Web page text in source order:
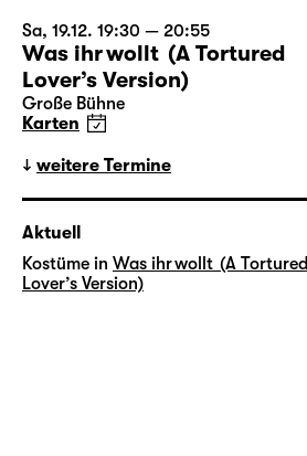
Sa, 19.12. 19:30 — 20:55
Was ihr wollt (A Tortured
Lover’s Version)
Große Bühne
Karten
weitere Termine
Aktuell
Kostüme in Was ihr wollt (A Tortured
Lover’s Version)